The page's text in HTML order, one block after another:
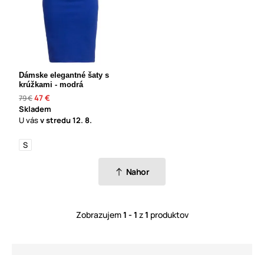
Dámske elegantné šaty s
krúžkami - modrá
79 €47 €
Skladem
U vásv stredu12. 8.
S
Nahor
Zobrazujem1 - 1 z1 produktov